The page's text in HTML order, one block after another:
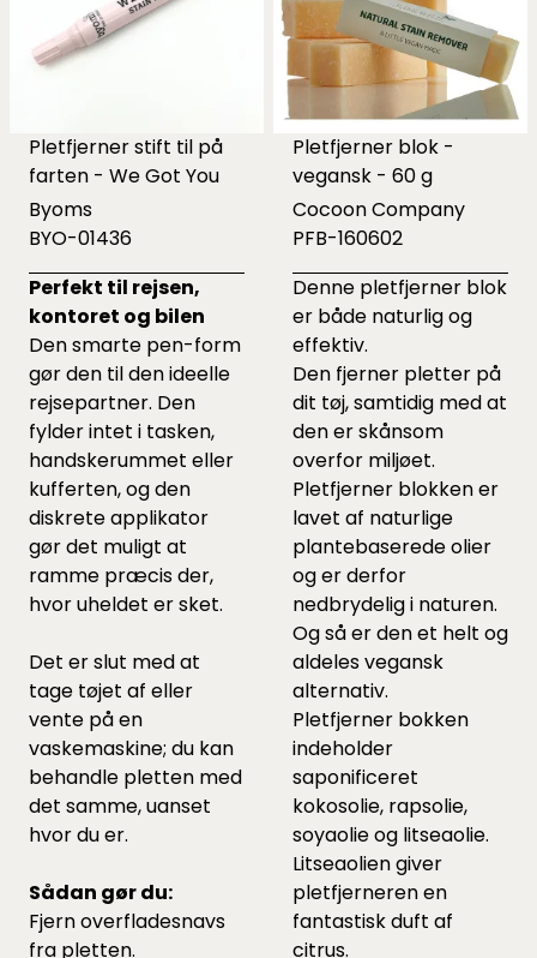
Pletfjerner stift til på
farten - We Got You
Byoms
BYO-01436
Perfekt til rejsen,
kontoret og bilen
Den smarte pen-form
gør den til den ideelle
rejsepartner. Den
fylder intet i tasken,
handskerummet eller
kufferten, og den
diskrete applikator
gør det muligt at
ramme præcis der,
hvor uheldet er sket.
Det er slut med at
tage tøjet af eller
vente på en
vaskemaskine; du kan
behandle pletten med
det samme, uanset
hvor du er.
Sådan gør du:
Fjern overfladesnavs
fra pletten.
Pletfjerner blok -
vegansk - 60 g
Cocoon Company
PFB-160602
Denne pletfjerner blok
er både naturlig og
effektiv.
Den fjerner pletter på
dit tøj, samtidig med at
den er skånsom
overfor miljøet.
Pletfjerner blokken er
lavet af naturlige
plantebaserede olier
og er derfor
nedbrydelig i naturen.
Og så er den et helt og
aldeles vegansk
alternativ.
Pletfjerner bokken
indeholder
saponificeret
kokosolie, rapsolie,
soyaolie og litseaolie.
Litseaolien giver
pletfjerneren en
fantastisk duft af
citrus.